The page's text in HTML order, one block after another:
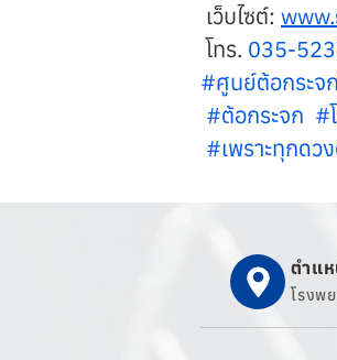
เว็บไซต์:
โทร. 035-
#ศูนย์ต้อกระจ
#ต้อกระจก
#เพราะทุกดว
ตำแ
โรงพ